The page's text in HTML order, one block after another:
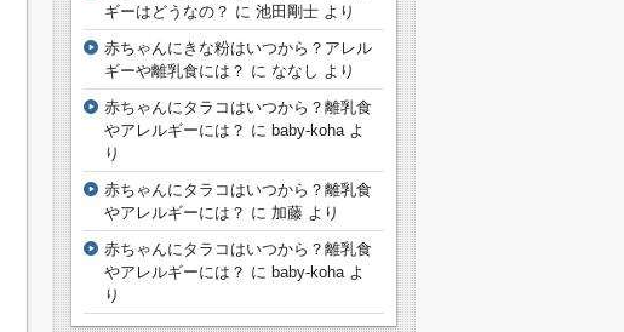
ギーはどうなの？ に 池田剛士 より
赤ちゃんにきな粉はいつから？アレル
ギーや離乳食には？ に ななし より
赤ちゃんにタラコはいつから？離乳食
やアレルギーには？ に baby-koha よ
り
赤ちゃんにタラコはいつから？離乳食
やアレルギーには？ に 加藤 より
赤ちゃんにタラコはいつから？離乳食
やアレルギーには？ に baby-koha よ
り